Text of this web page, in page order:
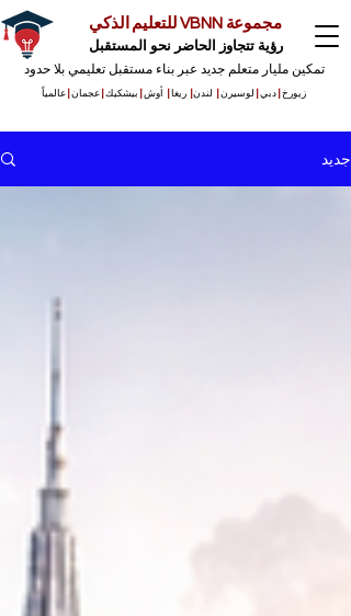
مجموعة VBNN للتعليم الذكي
رؤية تتجاوز الحاضر نحو المستقبل
تمكين مليار متعلم جديد عبر بناء مستقبل تعليمي بلا حدود
زيورخ دبي لوسيرن لندن ريغا أوش بيشكيك عجمان |عالمياً
جديد